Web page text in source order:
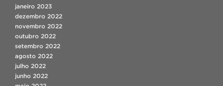
janeiro 2023
dezembro 2022
novembro 2022
outubro 2022
setembro 2022
agosto 2022
julho 2022
junho 2022